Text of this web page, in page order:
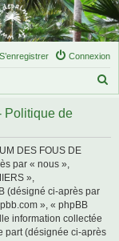
Connexion
S’enregistrer
h
Politique de
DES FOUS DE
par « nous »,
»,
(désigné ci-après par
», « phpBB
information collectée
part (désignée ci-après